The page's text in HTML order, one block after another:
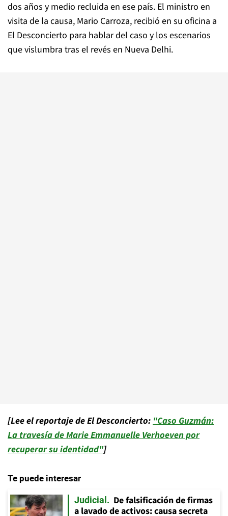
dos años y medio recluida en ese país. El ministro en
visita de la causa, Mario Carroza, recibió en su oficina a
El Desconcierto para hablar del caso y los escenarios
que vislumbra tras el revés en Nueva Delhi.
[Lee el reportaje de El Desconcierto:"Caso Guzmán:
La travesía de Marie Emmanuelle Verhoeven por
recuperar su identidad"]
Te puede interesar
Judicial
De falsificación de firmas
a lavado de activos: causa secreta